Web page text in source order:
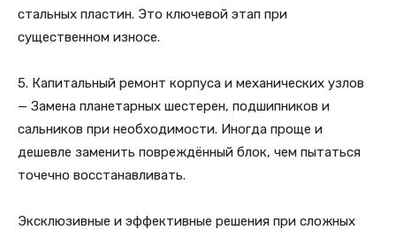
стальных пластин. Это ключевой этап при
существенном износе.
5. Капитальный ремонт корпуса и механических узлов
— Замена планетарных шестерен, подшипников и
сальников при необходимости. Иногда проще и
дешевле заменить повреждённый блок, чем пытаться
точечно восстанавливать.
Эксклюзивные и эффективные решения при сложных